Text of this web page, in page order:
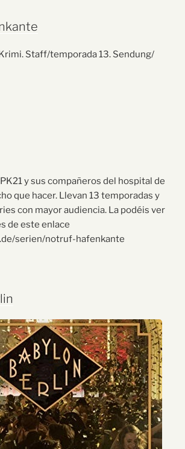
Staff/temporada 13. Sendung/
y sus compañeros del hospital de
que hacer. Llevan 13 temporadas y
con mayor audiencia. La podéis ver
de este enlace
serien/notruf-hafenkante